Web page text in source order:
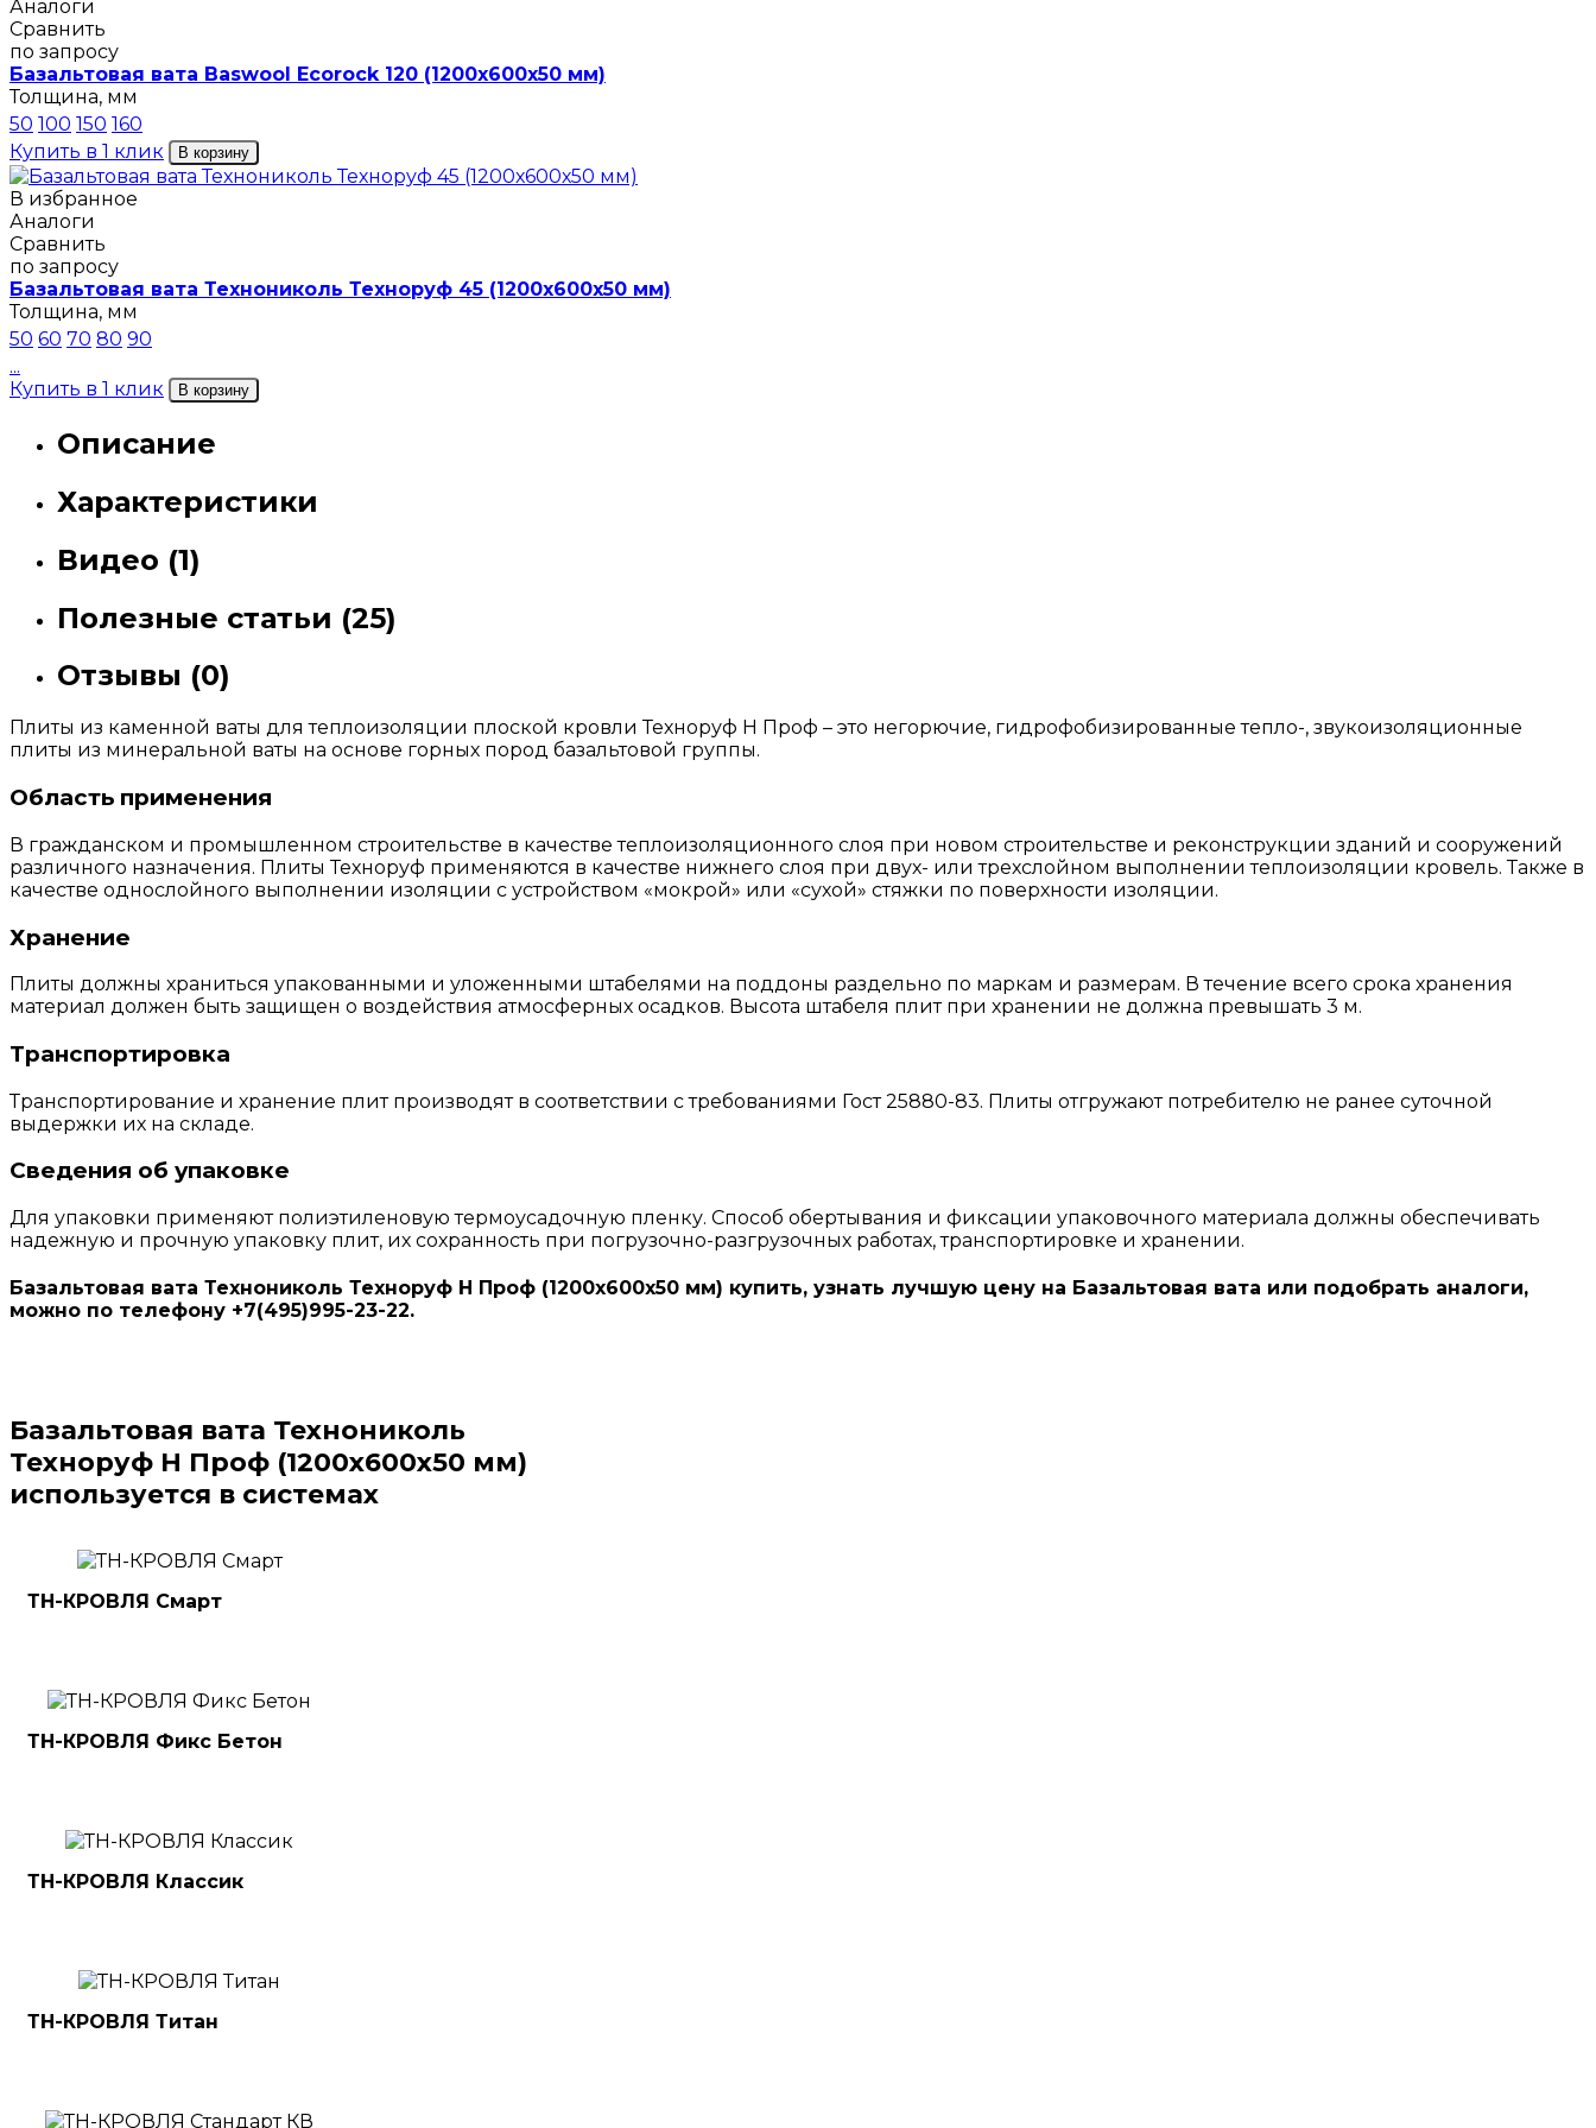
Аналоги
Сравнить
по запросу
Базальтовая вата Baswool Ecorock 120 (1200х600х50 мм)
Толщина, мм
50 100 150 160
Купить в 1 клик
В корзину
В избранное
Аналоги
Сравнить
по запросу
Базальтовая вата Технониколь Техноруф 45 (1200х600х50 мм)
Толщина, мм
50 60 70 80 90
...
Купить в 1 клик
В корзину
Описание
Характеристики
Видео (1)
Полезные статьи (25)
Отзывы (0)
Плиты из каменной ваты для теплоизоляции плоской кровли Техноруф Н Проф – это негорючие, гидрофобизированные тепло-, звукоизоляционные
плиты из минеральной ваты на основе горных пород базальтовой группы.
Область применения
В гражданском и промышленном строительстве в качестве теплоизоляционного слоя при новом строительстве и реконструкции зданий и сооружений
различного назначения. Плиты Техноруф применяются в качестве нижнего слоя при двух- или трехслойном выполнении теплоизоляции кровель. Также в
качестве однослойного выполнении изоляции с устройством «мокрой» или «сухой» стяжки по поверхности изоляции.
Хранение
Плиты должны храниться упакованными и уложенными штабелями на поддоны раздельно по маркам и размерам. В течение всего срока хранения
материал должен быть защищен о воздействия атмосферных осадков. Высота штабеля плит при хранении не должна превышать 3 м.
Транспортировка
Транспортирование и хранение плит производят в соответствии с требованиями Гост 25880-83. Плиты отгружают потребителю не ранее суточной
выдержки их на складе.
Сведения об упаковке
Для упаковки применяют полиэтиленовую термоусадочную пленку. Способ обертывания и фиксации упаковочного материала должны обеспечивать
надежную и прочную упаковку плит, их сохранность при погрузочно-разгрузочных работах, транспортировке и хранении.
Базальтовая вата Технониколь Техноруф Н Проф (1200х600х50 мм) купить, узнать лучшую цену на Базальтовая вата или подобрать аналоги,
можно по телефону +7(495)995-23-22.
Базальтовая вата Технониколь
Техноруф Н Проф (1200х600х50 мм)
используется в системах
ТН-КРОВЛЯ Смарт
ТН-КРОВЛЯ Фикс Бетон
ТН-КРОВЛЯ Классик
ТН-КРОВЛЯ Титан